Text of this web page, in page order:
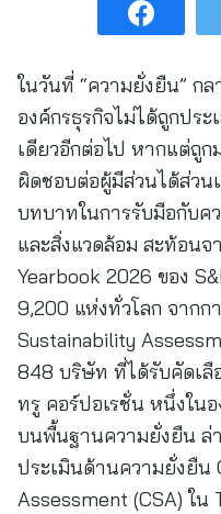
ในวันที่ “ความยั่งยืน” ก
องค์กรธุรกิจไม่ได้ถูกปร
เดียวอีกต่อไป หากแต่ถูก
ผิดชอบต่อผู้มีส่วนได้ส่วน
บทบาทในการรับมือกับค
และสิ่งแวดล้อม สะท้อนจ
Yearbook 2026 ของ
9,200 แห่งทั่วโลก จากก
Sustainability
848 บริษัท ที่ได้รับคัดเลื
ทรู คอร์ปอเรชั่น หนึ่งใน
บนพื้นฐานความยั่งยืน ล่
ประเมินด้านความยั่งยืน
Assessment (CSA) ใน